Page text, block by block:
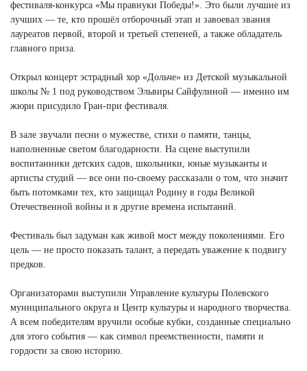
фестиваля-конкурса «Мы правнуки Победы!». Это были лучшие из
лучших — те, кто прошёл отборочный этап и завоевал звания
лауреатов первой, второй и третьей степеней, а также обладатель
главного приза.
Открыл концерт эстрадный хор «Дольче» из Детской музыкальной
школы № 1 под руководством Эльвиры Сайфулиной — именно им
жюри присудило Гран-при фестиваля.
В зале звучали песни о мужестве, стихи о памяти, танцы,
наполненные светом благодарности. На сцене выступили
воспитанники детских садов, школьники, юные музыканты и
артисты студий — все они по-своему рассказали о том, что значит
быть потомками тех, кто защищал Родину в годы Великой
Отечественной войны и в другие времена испытаний.
Фестиваль был задуман как живой мост между поколениями. Его
цель — не просто показать талант, а передать уважение к подвигу
предков.
Организаторами выступили Управление культуры Полевского
муниципального округа и Центр культуры и народного творчества.
А всем победителям вручили особые кубки, созданные специально
для этого события — как символ преемственности, памяти и
гордости за свою историю.